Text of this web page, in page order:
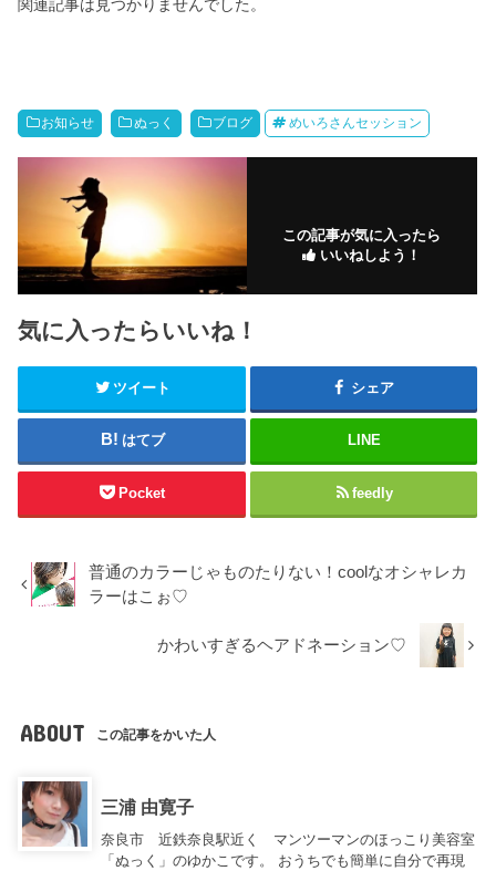
関連記事は見つかりませんでした。
お知らせ ぬっく ブログ めいろさんセッション
この記事が気に入ったら
いいねしよう！
気に入ったらいいね！
ツイート シェア
はてブ LINE
Pocket feedly
普通のカラーじゃものたりない！coolなオシャレカ
ラーはこぉ♡
かわいすぎるヘアドネーション♡
ABOUT この記事をかいた人
三浦 由寛子
奈良市 近鉄奈良駅近く マンツーマンのほっこり美容室
「ぬっく」のゆかこです。 おうちでも簡単に自分で再現